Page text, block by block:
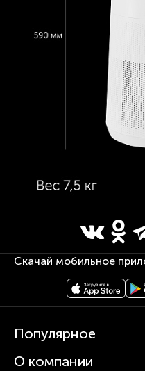
Скачай мобильное
Популярное
Кофемашины
О компании